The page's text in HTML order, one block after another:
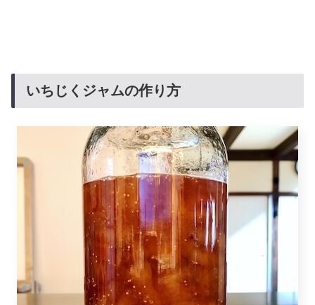
いちじくジャムの作り方